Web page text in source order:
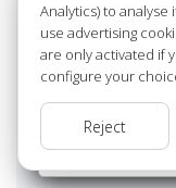
Wellcome to
Bienvenido a
Analytics) to analyse
use advertising
are only activated if
configure your
Reject